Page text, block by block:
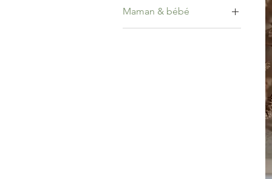
Maman & bébé
Soin pour femme